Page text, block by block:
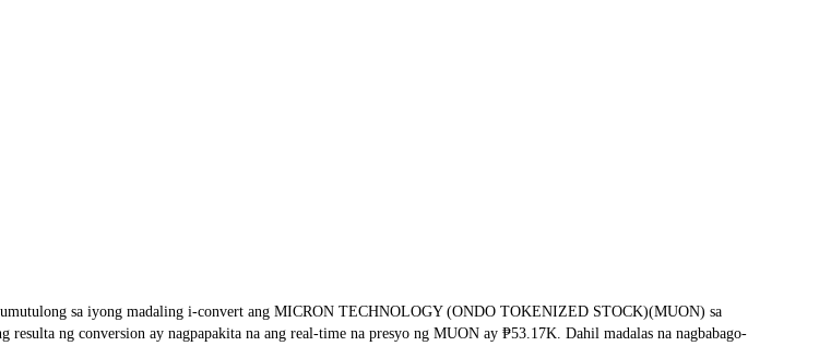
sa iyong madaling i-convert ang MICRON TECHNOLOGY (ONDO TOKENIZED STOCK)(MUON) sa
ng conversion ay nagpapakita na ang real-time na presyo ng MUON ay ₱53.17K. Dahil madalas na nagbabago-